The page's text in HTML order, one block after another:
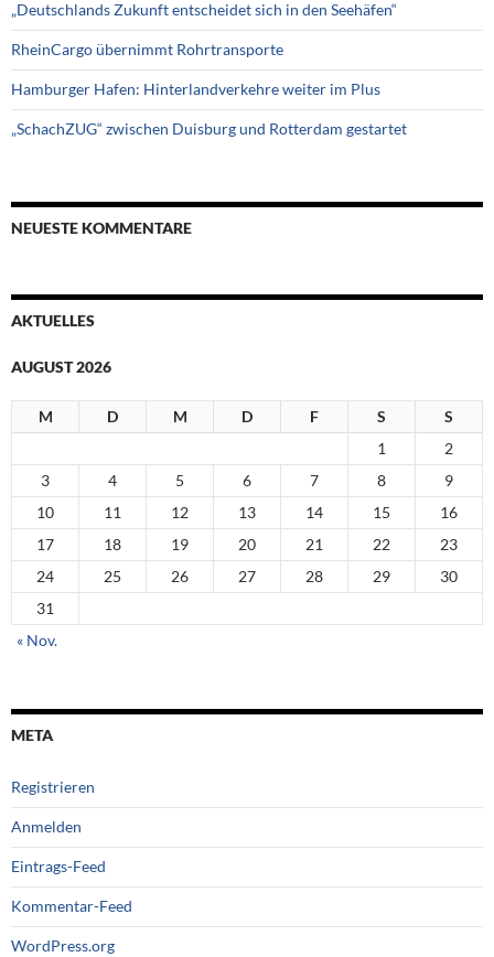
„Deutschlands Zukunft entscheidet sich in den Seehäfen“
RheinCargo übernimmt Rohrtransporte
Hamburger Hafen: Hinterlandverkehre weiter im Plus
„SchachZUG“ zwischen Duisburg und Rotterdam gestartet
NEUESTE KOMMENTARE
AKTUELLES
AUGUST 2026
M D M D F S
S
1
2
3
4 5 6 7 8
9
10
11 12 13 14 15
16
17
18 19 20 21 22
23
24
25 26 27 28 29
30
31
« Nov.
META
Registrieren
Anmelden
Eintrags-Feed
Kommentar-Feed
WordPress.org